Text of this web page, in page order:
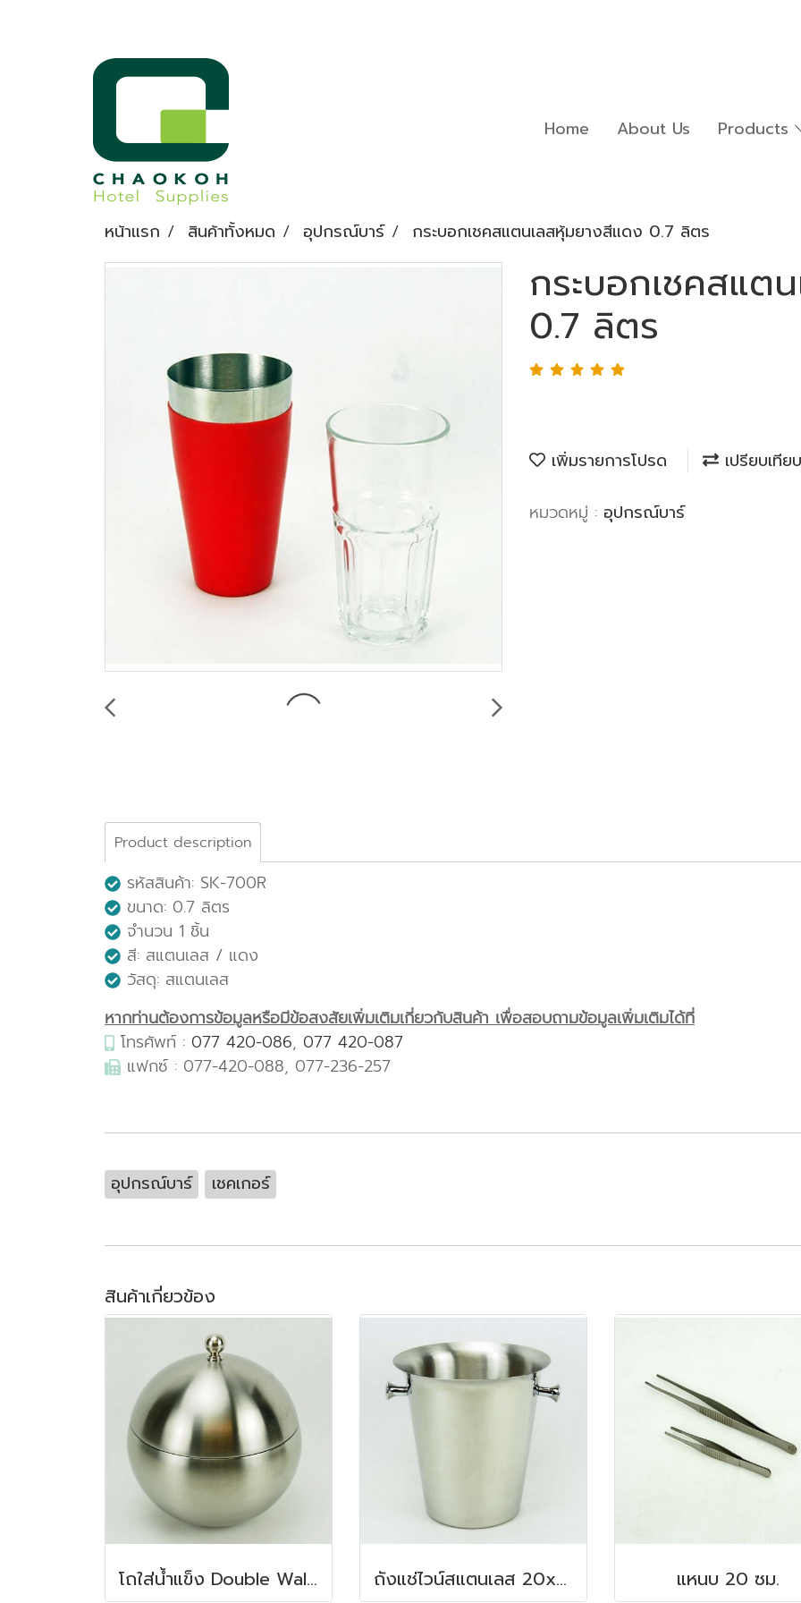
Home About Us Products
หน้าแรก สินค้าทั้งหมด อุปกรณ์บาร์ กระบอกเชคสแตนเลสหุ้มยางสีแดง 0.7 ลิตร
กระบอกเชคสแต
0.7 ลิตร
เพิ่มรายการโปรด เปรียบเทียบ
หมวดหมู่ : อุปกรณ์บาร์
Product description
รหัสสินค้า: SK-700R
ขนาด: 0.7 ลิตร
จำนวน 1 ชิ้น
สี: สแตนเลส / แดง
วัสดุ: สแตนเลส
หากท่านต้องการข้อมูลหรือมีข้อสงสัยเพิ่มเติมเกี่ยวกับสินค้า เพื่อสอบถามข้อมูลเพิ่มเติมได้ที่
โทรศัพท์ : 077 420-086, 077 420-087
แฟกซ์ : 077-420-088, 077-236-257
อุปกรณ์บาร์ เชคเกอร์
สินค้าเกี่ยวข้อง
โถใส่น้ำแข็ง Double Wall ขนาด 1 ลิตร ถังแช่ไวน์สแตนเลส 20x22 ซม. 4.5 ลิตร แหนบ 20 ซม.